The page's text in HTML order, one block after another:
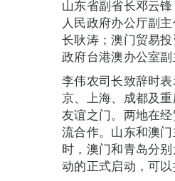
山东省副省长邓云
人民政府办公厅副
长耿涛；澳门贸易
政府台港澳办公室
李伟农司长致辞时
京、上海、成都及
友谊之门。两地在
流合作。山东和澳
时，澳门和青岛分
动的正式启动，可